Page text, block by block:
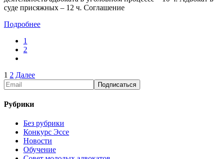
суде присяжных – 12 ч. Соглашение
Подробнее
1
2
Пагинация
записей
1 2 Далее
Рубрики
Без рубрики
Конкурс Эссе
Новости
Обучение